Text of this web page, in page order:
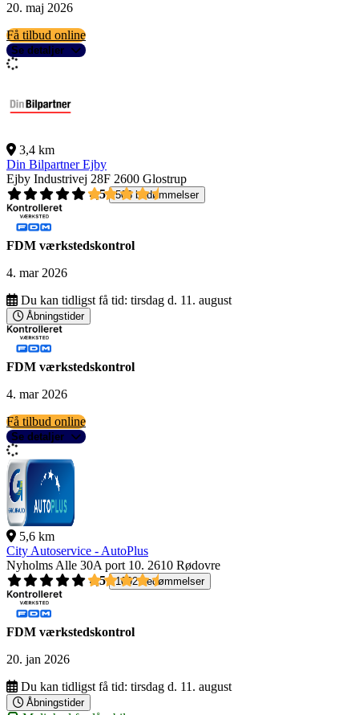
20. maj 2026
Få tilbud online
Se detaljer
3,4 km
Din Bilpartner Ejby
Ejby Industrivej 28F 2600 Glostrup
4,5
503 bedømmelser
FDM værkstedskontrol
4. mar 2026
Du kan tidligst få tid: tirsdag d. 11. august
Åbningstider
FDM værkstedskontrol
4. mar 2026
Få tilbud online
Se detaljer
5,6 km
City Autoservice - AutoPlus
Nyholms Alle 30A port 10. 2610 Rødovre
4,5
1092 bedømmelser
FDM værkstedskontrol
20. jan 2026
Du kan tidligst få tid: tirsdag d. 11. august
Åbningstider